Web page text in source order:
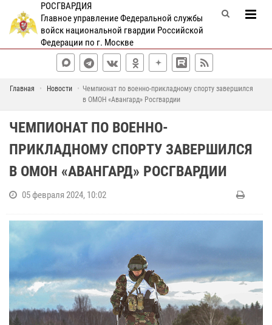
РОСГВАРДИЯ
Главное управление Федеральной службы
войск национальной гвардии Российской
Федерации по г. Москве
Главная Новости
Чемпионат по военно-прикладному спорту завершился
в ОМОН «Авангард» Росгвардии
ЧЕМПИОНАТ ПО ВОЕННО-
ПРИКЛАДНОМУ СПОРТУ ЗАВЕРШИЛСЯ
В ОМОН «АВАНГАРД» РОСГВАРДИИ
05 февраля 2024, 10:02